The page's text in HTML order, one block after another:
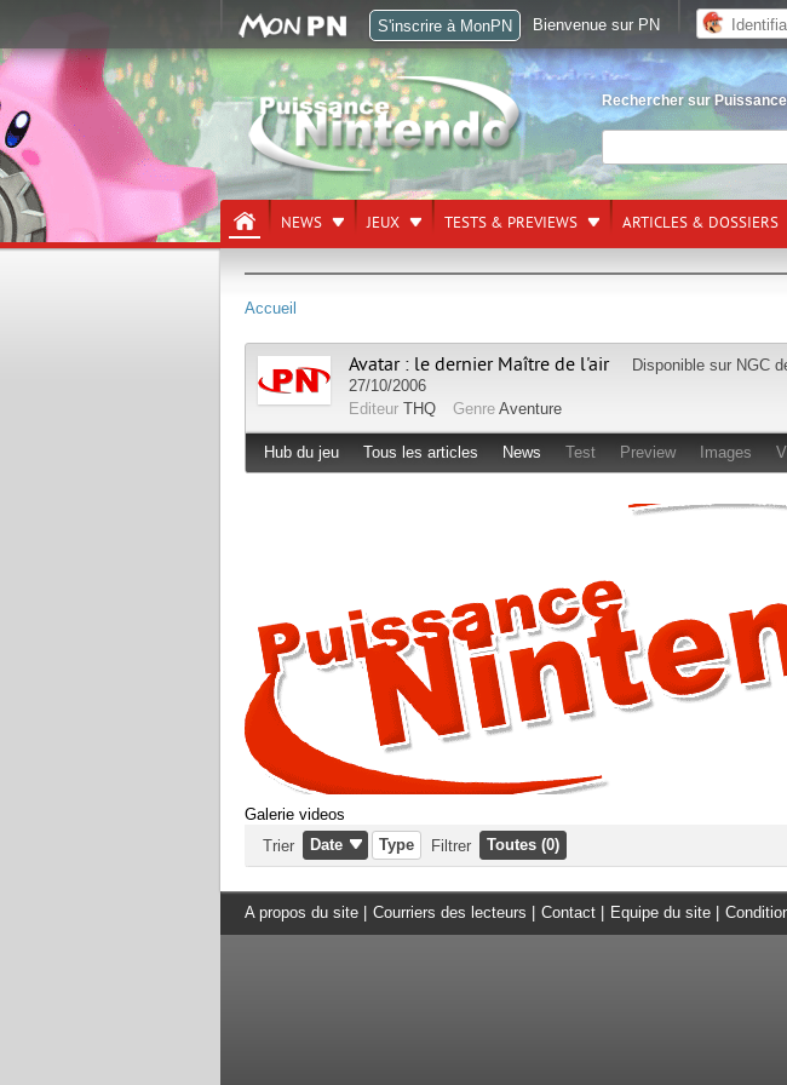
Rechercher sur
NEWS JEUX TESTS & PREVIEWS ARTICLES & DOSSIERS
Accueil
Avatar : le dernier Maître de l'air Disponible sur NGC
27/10/2006
Editeur THQ Genre Aventure
Hub du jeu Tous les articles News Test Preview Images
Galerie videos
Trier
Date Type Filtrer Toutes (0)
A propos du site Courriers des lecteurs Contact Equipe du site
S'inscrire à MonPN Bienvenue sur PN